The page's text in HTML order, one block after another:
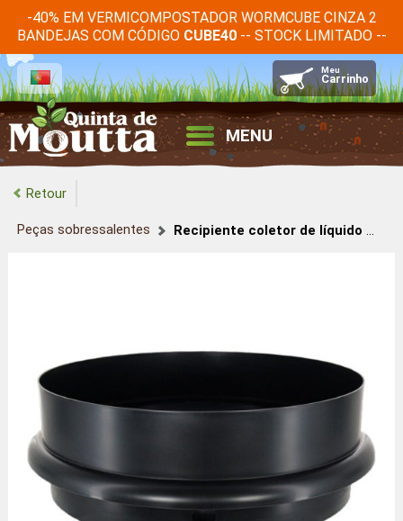
-40% EM VERMICOMPOSTADOR WORMCUBE CINZA 2
BANDEJAS COM CÓDIGO CUBE40-- STOCK LIMITADO --
MENU
Retour
Peças sobressalentes Recipiente coletor de líquido WORMbox